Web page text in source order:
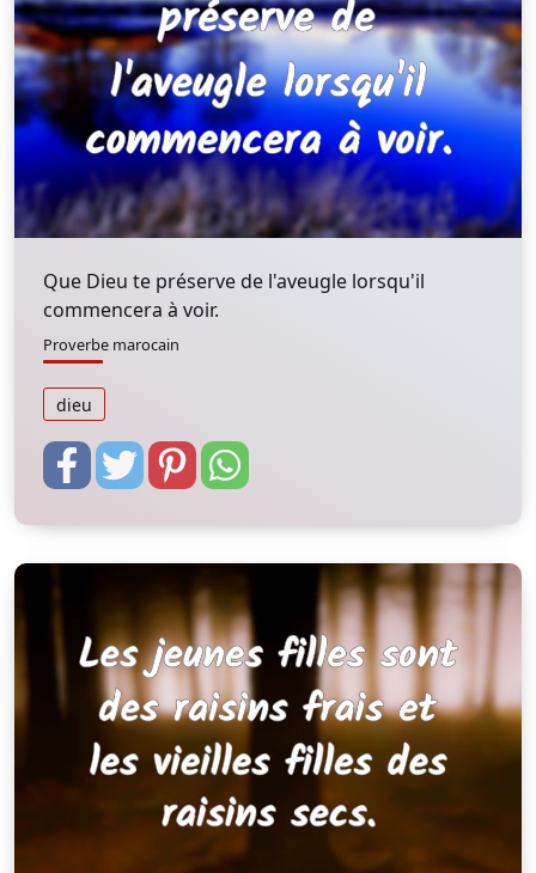
Que Dieu te préserve de l'aveugle lorsqu'il
commencera à voir.
Proverbe marocain
dieu